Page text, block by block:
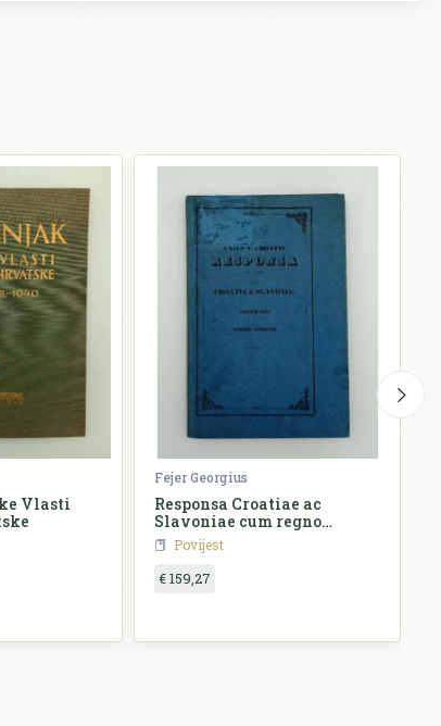
Vlasti
Fejer Georgius
Responsa Croatiae ac
Slavoniae cum regno
Hungariae
Povijest
€ 159,27